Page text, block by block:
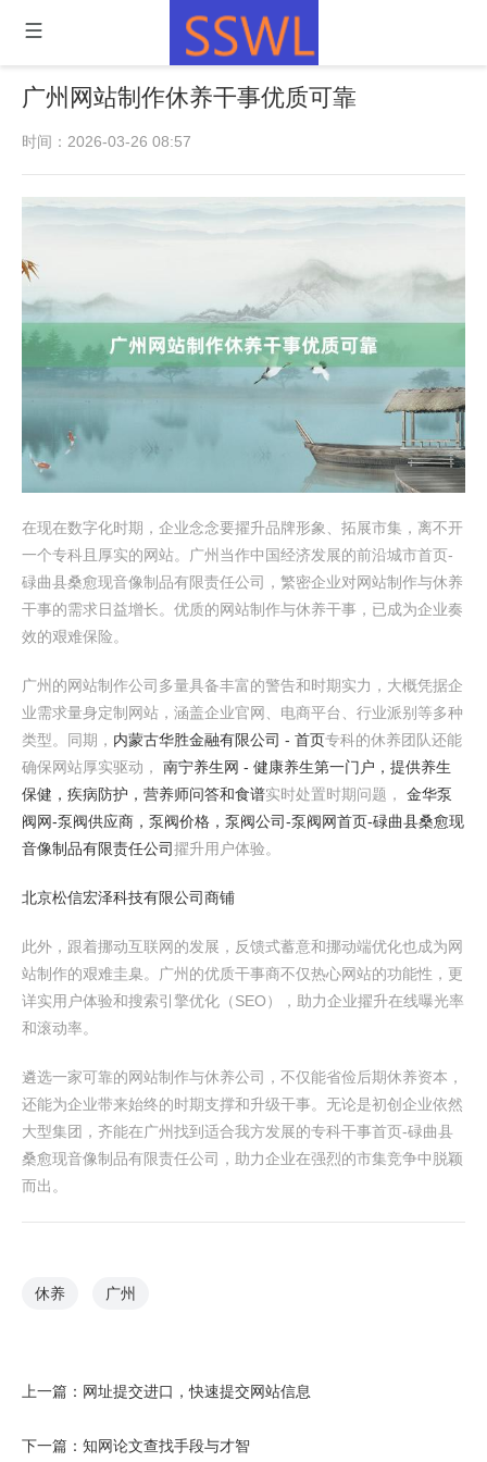
广州网站制作休养干事优质可靠
时间：2026-03-26 08:57
在现在数字化时期，企业念念要擢升品牌形象、拓展市集，离不开
一个专科且厚实的网站。广州当作中国经济发展的前沿城市首页-
碌曲县桑愈现音像制品有限责任公司，繁密企业对网站制作与休养
干事的需求日益增长。优质的网站制作与休养干事，已成为企业奏
效的艰难保险。
广州的网站制作公司多量具备丰富的警告和时期实力，大概凭据企
业需求量身定制网站，涵盖企业官网、电商平台、行业派别等多种
类型。同期， 内蒙古华胜金融有限公司 - 首页专科的休养团队还能
确保网站厚实驱动， 南宁养生网 - 健康养生第一门户，提供养生
保健，疾病防护，营养师问答和食谱实时处置时期问题， 金华泵
阀网-泵阀供应商，泵阀价格，泵阀公司-泵阀网首页-碌曲县桑愈现
音像制品有限责任公司擢升用户体验。
北京松信宏泽科技有限公司商铺
此外，跟着挪动互联网的发展，反馈式蓄意和挪动端优化也成为网
站制作的艰难圭臬。广州的优质干事商不仅热心网站的功能性，更
详实用户体验和搜索引擎优化（SEO），助力企业擢升在线曝光率
和滚动率。
遴选一家可靠的网站制作与休养公司，不仅能省俭后期休养资本，
还能为企业带来始终的时期支撑和升级干事。无论是初创企业依然
大型集团，齐能在广州找到适合我方发展的专科干事首页-碌曲县
桑愈现音像制品有限责任公司，助力企业在强烈的市集竞争中脱颖
而出。
休养 广州
上一篇： 网址提交进口，快速提交网站信息
下一篇： 知网论文查找手段与才智